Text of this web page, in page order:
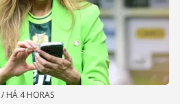
/ HÁ 4 HORAS